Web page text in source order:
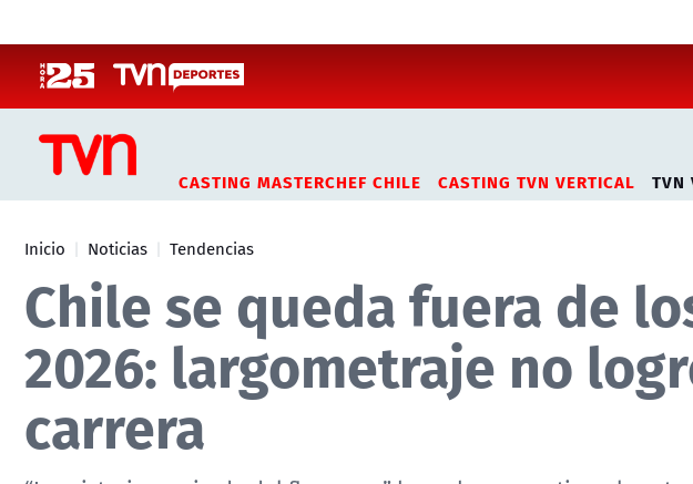
CASTING MASTERCHEF CHILE CASTING TVN VERTICAL TVN
Inicio Noticias Tendencias
Chile se queda fuera de
2026: largometraje no
carrera